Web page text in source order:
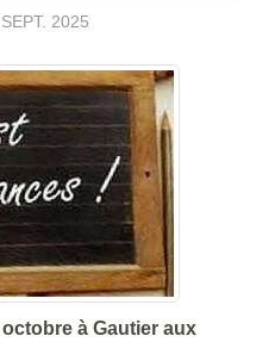
2025
à Gautier aux